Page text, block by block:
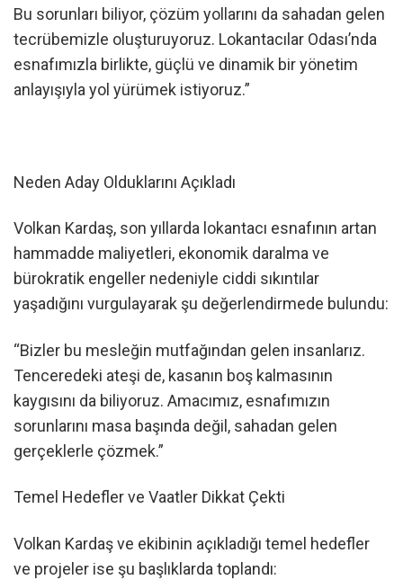
Bu sorunları biliyor, çözüm yollarını da sahadan gelen
tecrübemizle oluşturuyoruz. Lokantacılar Odası’nda
esnafımızla birlikte, güçlü ve dinamik bir yönetim
anlayışıyla yol yürümek istiyoruz.”
Neden Aday Olduklarını Açıkladı
Volkan Kardaş, son yıllarda lokantacı esnafının artan
hammadde maliyetleri, ekonomik daralma ve
bürokratik engeller nedeniyle ciddi sıkıntılar
yaşadığını vurgulayarak şu değerlendirmede bulundu:
“Bizler bu mesleğin mutfağından gelen insanlarız.
Tenceredeki ateşi de, kasanın boş kalmasının
kaygısını da biliyoruz. Amacımız, esnafımızın
sorunlarını masa başında değil, sahadan gelen
gerçeklerle çözmek.”
Temel Hedefler ve Vaatler Dikkat Çekti
Volkan Kardaş ve ekibinin açıkladığı temel hedefler
ve projeler ise şu başlıklarda toplandı: